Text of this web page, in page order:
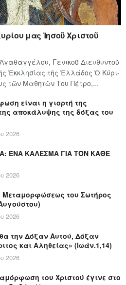
μας Ἰησοῦ Χριστοῦ
Γενικοῦ Διευθυντοῦ
Ἐκκλησίας τῆς Ἑλλάδος Ὁ Κύ­ρι­
τῶν Μα­θη­τῶν Του Πέ­τρο,...
είναι η γιορτή της
αποκάλυψης της δόξας του
2026
ΈΝΑ ΚΑΛΕΣΜΑ ΓΙΑ ΤΟΝ ΚΑΘΕ
2026
Μεταμορφώσεως του Σωτήρος
2026
την Δόξαν Αυτού, Δόξαν
και Αληθείας» (Ιωάν.1,14)
2026
του Χριστού έγινε στο